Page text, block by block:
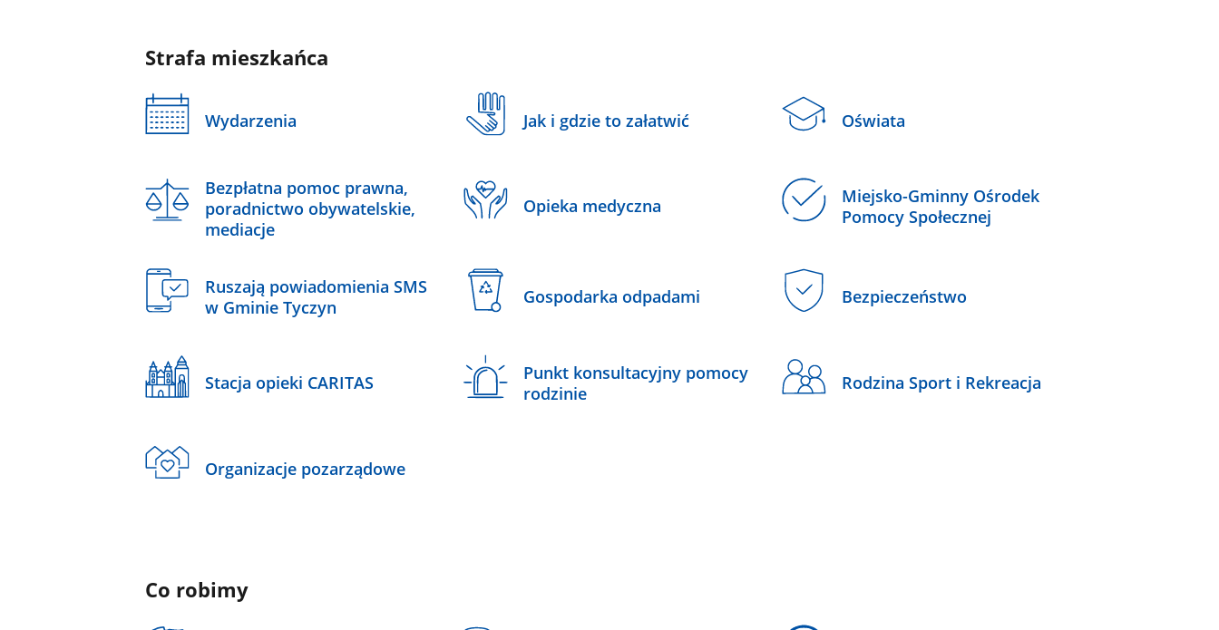
Strafa mieszkańca
Wydarzenia Jak i gdzie to załatwić Oświata
Bezpłatna pomoc prawna,
poradnictwo obywatelskie,
mediacje
Opieka medyczna
Miejsko-Gminny Ośrodek
Pomocy Społecznej
Ruszają powiadomienia SMS
w Gminie Tyczyn
Gospodarka odpadami Bezpieczeństwo
Stacja opieki CARITAS
Punkt konsultacyjny pomocy
rodzinie
Rodzina Sport i Rekreacja
Organizacje pozarządowe
Co robimy